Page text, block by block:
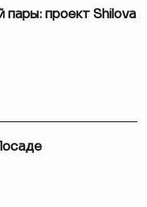
пары: проект Shilova